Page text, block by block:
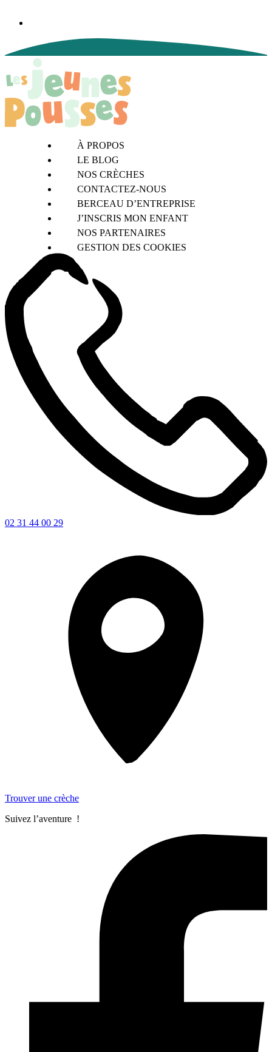
À PROPOS
LE BLOG
NOS CRÈCHES
CONTACTEZ-NOUS
BERCEAU D’ENTREPRISE
J’INSCRIS MON ENFANT
NOS PARTENAIRES
GESTION DES COOKIES
02 31 44 00 29
Trouver une crèche
Suivez l’aventure !